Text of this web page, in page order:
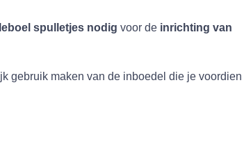
spulletjes nodig voor de inrichting van
gebruik maken van de inboedel die je voordien